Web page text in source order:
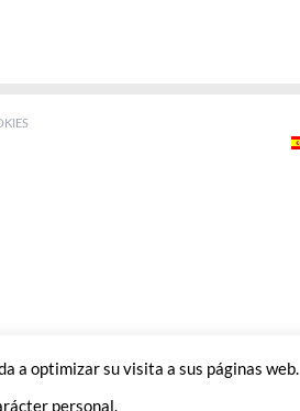
a optimizar su visita a sus páginas web.
personal.